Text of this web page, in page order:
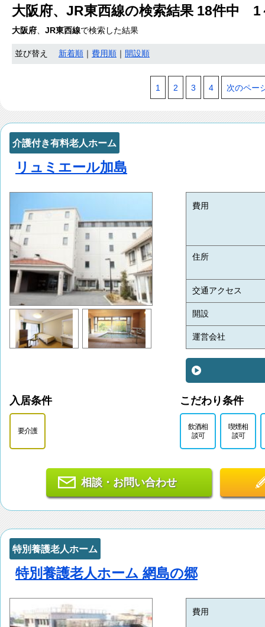
大阪府、JR東西線の検索結果 18件中 1
大阪府、 JR東西線で検索した結果
並び替え 新着順 費用順 開設順
1 2 3 4 次のペー
介護付き有料老人ホーム
リュミエール加島
費用
住所
交通アクセス
開設
運営会社
入居条件
要介護
こだわり条件
飲酒相
談可
喫煙相
談可
相談・お問い合わせ
特別養護老人ホーム
特別養護老人ホーム 網島の郷
費用